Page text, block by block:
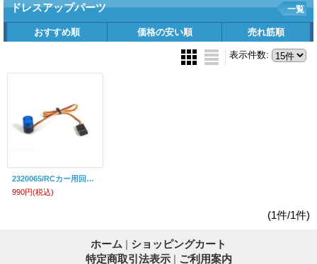
ドレスアップパーツ 一覧
おすすめ順 価格の安い順 売れ筋順
表示件数:
2320065/RCカー用回転灯(ブルーLED)
990円(税込)
(1件/1件)
ホーム | ショッピングカート
特定商取引法表示 | ご利用案内